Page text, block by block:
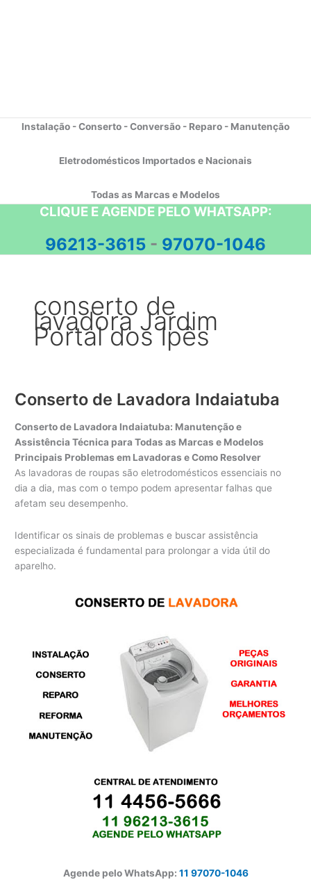
Instalação - Conserto - Conversão - Reparo - Manutenção
Eletrodomésticos Importados e Nacionais
Todas as Marcas e Modelos
CLIQUE E AGENDE PELO WHATSAPP:
96213-3615 - 97070-1046
conserto de
lavadora Jardim
Portal dos Ipês
Conserto de Lavadora Indaiatuba
Conserto de Lavadora Indaiatuba: Manutenção e
Assistência Técnica para Todas as Marcas e Modelos
Principais Problemas em Lavadoras e Como Resolver
As lavadoras de roupas são eletrodomésticos essenciais no
dia a dia, mas com o tempo podem apresentar falhas que
afetam seu desempenho.
Identificar os sinais de problemas e buscar assistência
especializada é fundamental para prolongar a vida útil do
aparelho.
Agende pelo WhatsApp: 11 97070-1046